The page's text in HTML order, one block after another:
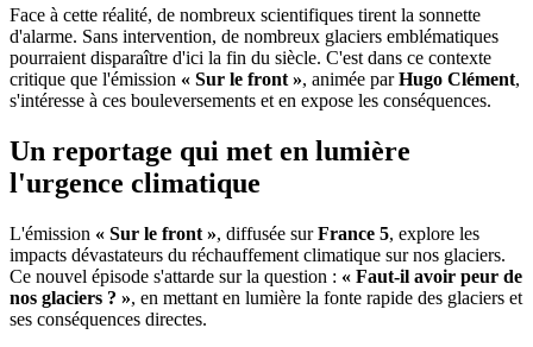
Face à cette réalité, de nombreux scientifiques tirent la sonnette
d'alarme. Sans intervention, de nombreux glaciers emblématiques
pourraient disparaître d'ici la fin du siècle. C'est dans ce contexte
critique que l'émission « Sur le front », animée parHugo Clément,
s'intéresse à ces bouleversements et en expose les conséquences.
Un reportage qui met en lumière
l'urgence climatique
L'émission « Sur le front », diffusée surFrance 5, explore les
impacts dévastateurs du réchauffement climatique sur nos glaciers.
Ce nouvel épisode s'attarde sur la question : « Faut-il avoir peur de
nos glaciers ? », en mettant en lumière la fonte rapide des glaciers et
ses conséquences directes.